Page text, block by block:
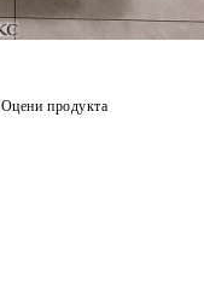
Оцени продукта